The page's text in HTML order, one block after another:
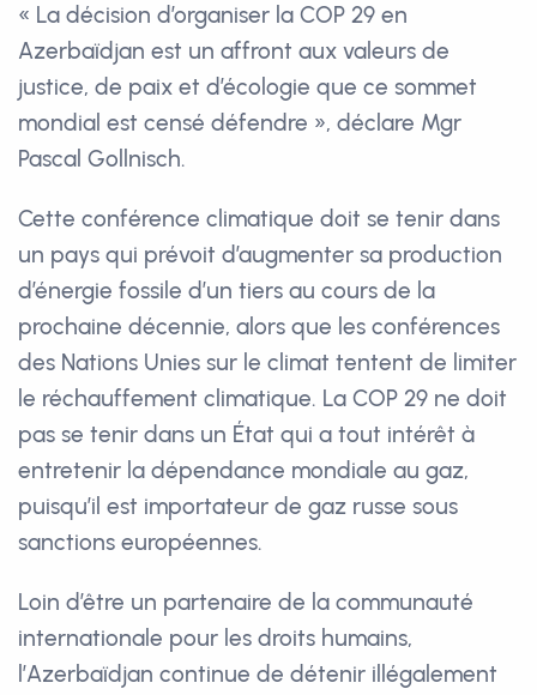
« La décision d’organiser la COP 29 en
Azerbaïdjan est un affront aux valeurs de
justice, de paix et d’écologie que ce sommet
mondial est censé défendre », déclare Mgr
Pascal Gollnisch.
Cette conférence climatique doit se tenir dans
un pays qui prévoit d’augmenter sa production
d’énergie fossile d’un tiers au cours de la
prochaine décennie, alors que les conférences
des Nations Unies sur le climat tentent de limiter
le réchauffement climatique. La COP 29 ne doit
pas se tenir dans un État qui a tout intérêt à
entretenir la dépendance mondiale au gaz,
puisqu’il est importateur de gaz russe sous
sanctions européennes.
Loin d’être un partenaire de la communauté
internationale pour les droits humains,
l’Azerbaïdjan continue de détenir illégalement